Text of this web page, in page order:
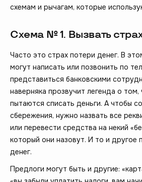
схемам и рычагам, которые
Схема № 1. Вызвать
Часто это страх потери денег. В
могут написать или позвонить по
представиться банковскими
наверняка прозвучит легенда о том,
пытаются списать деньги. А чтобы
сбережения, нужно назвать все
или перевести средства на некий
который они назовут. И то и другое
денег.
Предлоги могут быть и другие: